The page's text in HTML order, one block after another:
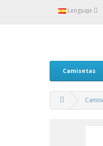
Lenguaje
Camisetas